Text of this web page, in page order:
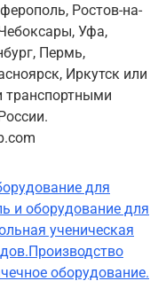
Ростов-на-
Уфа,
Пермь,
Иркутск или
для
и оборудование для
ученическая
оборудование.